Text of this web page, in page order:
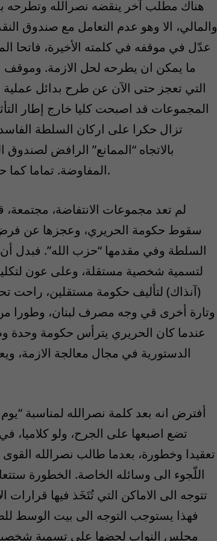
هناك مطلب آخر ينقضه نصرالله وتطرحه
والمالي، الا وهو عدم التعامل مع صندوق
عدّل في موقفه في كلمته الأخيرة، فاتحا
ما يمكن ان يطرحه لحل الازمة. وموقف
التي تعجز حتى الآن عن طرح بدائل عملية
المجموعات قد اصبحت كليا خارج إطار
تزال حكرا على اركان السلطة
بالاتجاه “الممانع” الرافض لصندوق
المفاوضة. تماما كما حصل بالنسبة إلى ترسيم الحدود البحرية مع اسرائيل.
لم تعد مجموعات الانتفاضة، مجتمعة،
سقوط حكومة الحريري، وعجزها عن فرض
السلطة وفي مقدمها “حزب الله”. فبدل أن
لتسمية شخصية مستقلة، وعلى عون
(آنذاك) لتأليف حكومة مستقلين، راحت
وتارة أخرى قي وجه مصرف لبنان، وطورا
عندما كان الحريري يترأس حكومة وحدة
الدستورية في مجال معالجة الازمة،
أفترض انه بعد كلمة نصرالله لمناسبة
تضع اصبعها على الجرح، ولو كلاميا،
تعقيدا وخطورة، بعدما طالب نصرالله
اللّجوء الى وسائله الخاصة. الخطورة
تتوجه الى الاماكن التي تُتَخَذ فيها قرارات
فهذا يستوجب التوجه الى بيت الوسط
مجلس النواب لحضها على تسمية